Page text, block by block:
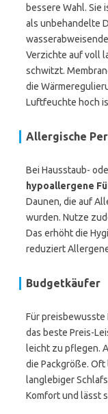
bessere Wahl. Sie
als unbehandelte
Verzichte auf voll
schwitzt.
die
Luftfeuchte hoch
Allergische
Bei Hausstaub-
hypoallergene
Daunen, die auf
wurden. Nutze
Das erhöht die
reduziert
Budgetkäufer
Für
das beste Preis-
leicht zu pflegen.
die Packgröße.
langlebiger
Komfort und lässt